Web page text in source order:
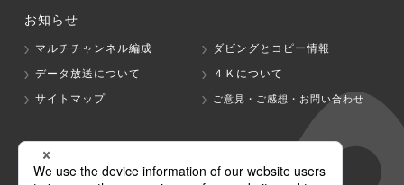
お知らせ
マルチチャンネル編成
ダビングとコピー情報
データ放送について
４Ｋについて
サイトマップ
ご意見・ご感想・お問い合わせ
グループ会社
テレビ朝日 テレ朝チャンネル